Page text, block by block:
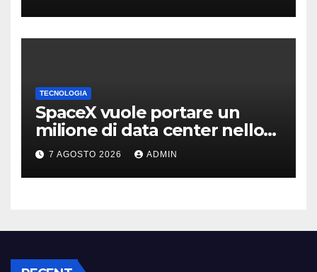
TECNOLOGIA
SpaceX vuole portare un
milione di data center nello
spazio: Nvidia sarà il cervello
7 AGOSTO 2026 ADMIN